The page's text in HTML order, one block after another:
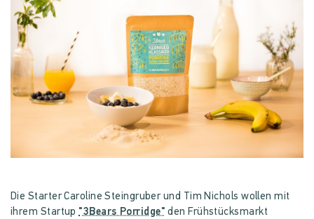
Die Starter Caroline Steingruber und Tim Nichols wollen mit
ihrem Startup "3Bears Porridge" den Frühstücksmarkt